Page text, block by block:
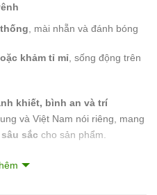
, mài nhẵn và đánh bóng
khảm tỉ mỉ , sống động trên
khiết, bình an và trí
và Việt Nam nói riêng, mang
sắc cho sản phẩm.